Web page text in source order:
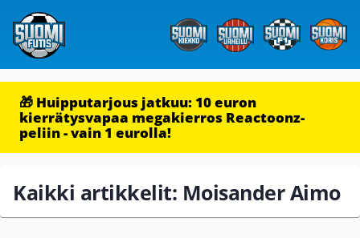
🎁 Huipputarjous jatkuu: 10 euron
kierrätysvapaa megakierros Reactoonz-
peliin - vain 1 eurolla!
Kaikki artikkelit: Moisander Aimo